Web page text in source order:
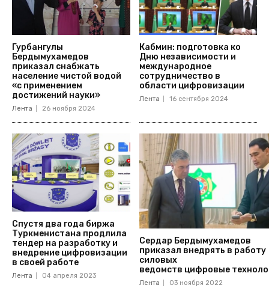
Гурбангулы
Бердымухамедов
приказал снабжать
население чистой водой
«с применением
достижений науки»
Лента 26 ноября 2024
Кабмин: подготовка ко
Дню независимости и
международное
сотрудничество в
области цифровизации
Лента 16 сентября 2024
Спустя два года биржа
Туркменистана продлила
тендер на разработку и
внедрение цифровизации
в своей работе
Лента 04 апреля 2023
Сердар Бердымухамедов
приказал внедрять в работу
силовых
ведомств цифровые
Лента 03 ноября 2022